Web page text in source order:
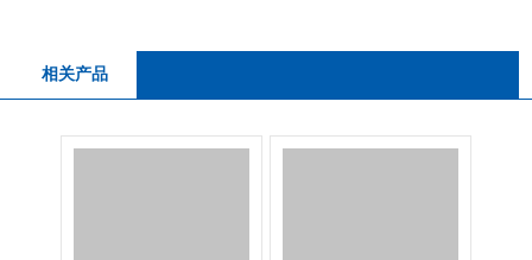
相关产品